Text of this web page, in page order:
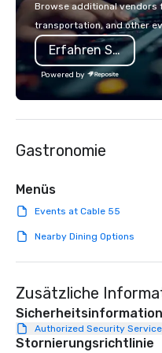
lodging, food and wine. We
a Monterey Bay Trek.
Browse additional vendors
transportation, and other
Erfahren Sie mehr
Powered by
Gastronomie
Menüs
Events at Cable 55
Nearby Dining Options
Zusätzliche
Authorized Security
Stornierungsrichtlinie